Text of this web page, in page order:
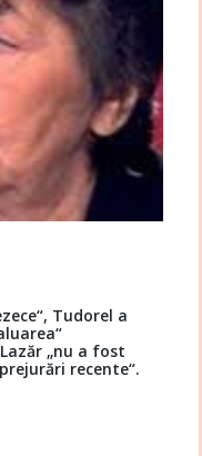
Tudorel a
„nu a fost
recente“.